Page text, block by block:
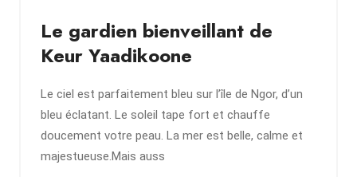
Le gardien bienveillant de
Keur Yaadikoone
Le ciel est parfaitement bleu sur l’île de Ngor, d’un
bleu éclatant. Le soleil tape fort et chauffe
doucement votre peau. La mer est belle, calme et
majestueuse.Mais auss